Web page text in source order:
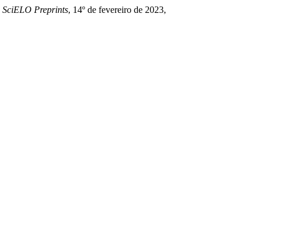
SciELO Preprints, 14º de fevereiro de 2023,